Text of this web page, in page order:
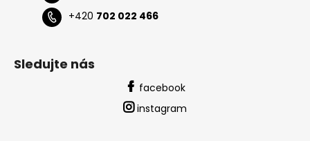
+420 702 022 466
Sledujte nás
facebook
instagram